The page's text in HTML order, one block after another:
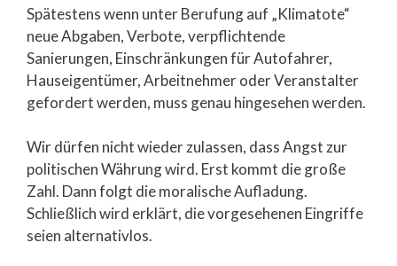
Spätestens wenn unter Berufung auf „Klimatote“
neue Abgaben, Verbote, verpflichtende
Sanierungen, Einschränkungen für Autofahrer,
Hauseigentümer, Arbeitnehmer oder Veranstalter
gefordert werden, muss genau hingesehen werden.
Wir dürfen nicht wieder zulassen, dass Angst zur
politischen Währung wird. Erst kommt die große
Zahl. Dann folgt die moralische Aufladung.
Schließlich wird erklärt, die vorgesehenen Eingriffe
seien alternativlos.